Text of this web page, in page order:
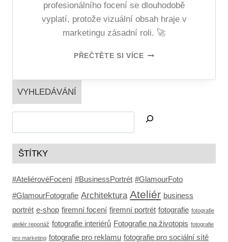
profesionálního focení se dlouhodobě
vyplatí, protože vizuální obsah hraje v
marketingu zásadní roli. 🚀
PŘEČTĚTE SI VÍCE
VYHLEDÁVÁNÍ
ŠTÍTKY
#AteliérovéFocení #BusinessPortrét #GlamourFoto
#GlamourFotografie Architektura Ateliér business
portrét e-shop firemní focení firemní portrét fotografie fotografie
ateliér reportáž fotografie interiérů Fotografie na životopis fotografie
pro marketing fotografie pro reklamu fotografie pro sociální sítě